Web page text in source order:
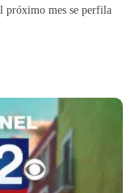
próximo mes se perfila